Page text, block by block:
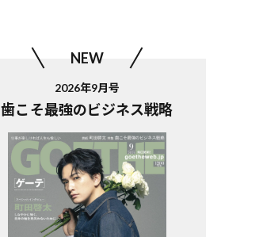
NEW
2026年9月号
歯こそ最強のビジネス戦略